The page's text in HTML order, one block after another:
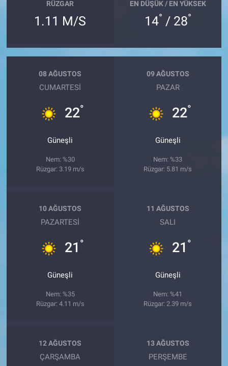
RÜZGAR
1.11 M/S
EN DÜŞÜK / EN YÜKSEK
14° / 28°
08 AĞUSTOS
CUMARTESI
22°
Güneşli
Nem: %30
Rüzgar: 3.19 m/s
09 AĞUSTOS
PAZAR
22°
Güneşli
Nem: %33
Rüzgar: 5.81 m/s
10 AĞUSTOS
PAZARTESI
21 °
Güneşli
Nem: %35
Rüzgar: 4.11 m/s
11 AĞUSTOS
SALI
21 °
Güneşli
Nem: %41
Rüzgar: 2.39 m/s
12 AĞUSTOS
ÇARŞAMBA
13 AĞUSTOS
PERŞEMBE